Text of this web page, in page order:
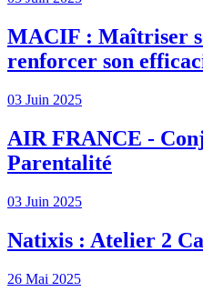
MACIF : Maîtriser
renforcer son
03 Juin 2025
AIR FRANCE -
Parentalité
03 Juin 2025
Natixis : Atelier 2
26 Mai 2025